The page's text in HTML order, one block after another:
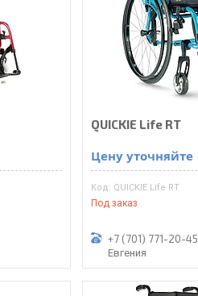
QUICKIE Life RT
Цену уточняйте
QUICKIE Life RT
Под заказ
+7 (701) 771-20-45
Евгения